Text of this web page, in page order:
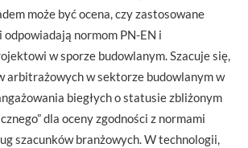
może być ocena, czy zastosowane
normom PN-EN i
w sporze budowlanym. Szacuje się,
arbitrażowych w sektorze budowlanym w
biegłych o statusie zbliżonym
dla oceny zgodności z normami
szacunków branżowych. W technologii,